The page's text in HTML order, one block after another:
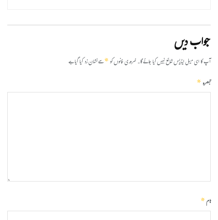
جواب دیں
آپ کا ای میل ایڈریس شائع نہیں کیا جائے گا۔ضروری خانوں کو*سے نشان زد کیا گیا ہے
تبصرہ*
نام*